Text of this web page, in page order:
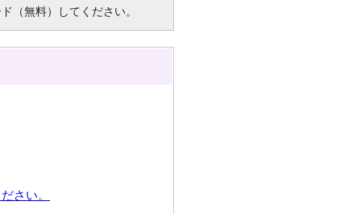
（無料）してください。
さい。